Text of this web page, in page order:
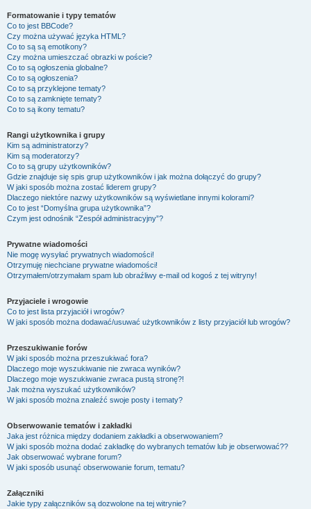
Formatowanie i typy tematów
Co to jest BBCode?
Czy można używać języka HTML?
Co to są są emotikony?
Czy można umieszczać obrazki w poście?
Co to są ogłoszenia globalne?
Co to są ogłoszenia?
Co to są przyklejone tematy?
Co to są zamknięte tematy?
Co to są ikony tematu?
Rangi użytkownika i grupy
Kim są administratorzy?
Kim są moderatorzy?
Co to są grupy użytkowników?
Gdzie znajduje się spis grup użytkowników i jak można dołączyć do grupy?
W jaki sposób można zostać liderem grupy?
Dlaczego niektóre nazwy użytkowników są wyświetlane innymi kolorami?
Co to jest “Domyślna grupa użytkownika”?
Czym jest odnośnik “Zespół administracyjny”?
Prywatne wiadomości
Nie mogę wysyłać prywatnych wiadomości!
Otrzymuję niechciane prywatne wiadomości!
Otrzymałem/otrzymałam spam lub obraźliwy e-mail od kogoś z tej witryny!
Przyjaciele i wrogowie
Co to jest lista przyjaciół i wrogów?
W jaki sposób można dodawać/usuwać użytkowników z listy przyjaciół lub wrogów?
Przeszukiwanie forów
W jaki sposób można przeszukiwać fora?
Dlaczego moje wyszukiwanie nie zwraca wyników?
Dlaczego moje wyszukiwanie zwraca pustą stronę?!
Jak można wyszukać użytkowników?
W jaki sposób można znaleźć swoje posty i tematy?
Obserwowanie tematów i zakładki
Jaka jest różnica między dodaniem zakładki a obserwowaniem?
W jaki sposób można dodać zakładkę do wybranych tematów lub je obserwować??
Jak obserwować wybrane forum?
W jaki sposób usunąć obserwowanie forum, tematu?
Załączniki
Jakie typy załączników są dozwolone na tej witrynie?